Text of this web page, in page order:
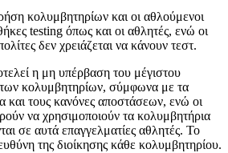
κολυμβητηρίων και οι αθλούμενοι
testing όπως και οι αθλητές, ενώ οι
δεν χρειάζεται να κάνουν τεστ.
η μη υπέρβαση του μέγιστου
των κολυμβητηρίων, σύμφωνα με τα
και τους κανόνες αποστάσεων, ενώ οι
να χρησιμοποιούν τα κολυμβητήρια
σε αυτά επαγγελματίες αθλητές. Το
της διοίκησης κάθε κολυμβητηρίου.